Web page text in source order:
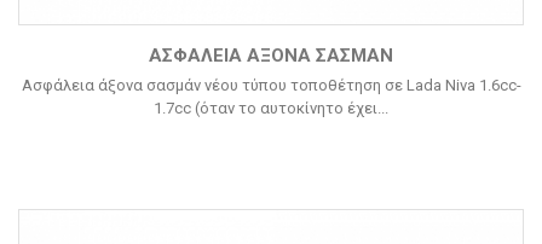
ΑΣΦΆΛΕΙΑ ΆΞΟΝΑ ΣΑΣΜΆΝ
Ασφάλεια άξονα σασμάν νέου τύπου τοποθέτηση σε Lada Niva 1.6cc-
1.7cc (όταν το αυτοκίνητο έχει...